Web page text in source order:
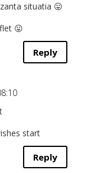
situatia 😛
😛
Reply
start
Reply